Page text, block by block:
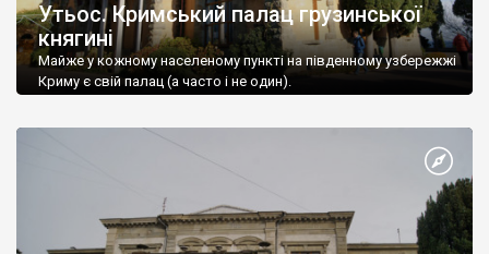
Утьос. Кримський палац грузинської
княгині
Майже у кожному населеному пункті на південному узбережжі
Криму є свій палац (а часто і не один).